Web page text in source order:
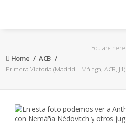
ACB
EuroLeague
FEB
You are here:
Home
ACB
Primera Victoria (Madrid – Málaga, ACB,